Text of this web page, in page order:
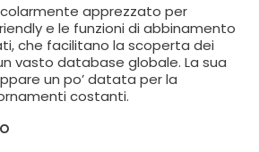
apprezzato per
e le funzioni di abbinamento
che facilitano la scoperta dei
vasto database globale. La sua
un po’ datata per la
costanti.